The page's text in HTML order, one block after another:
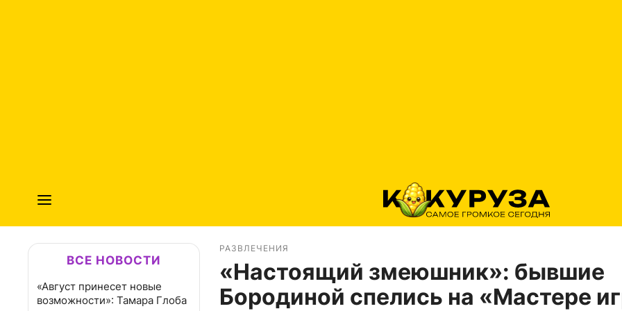
ВСЕ НОВОСТИ
«Август принесет новые
возможности»: Тамара Глоба
РАЗВЛЕЧЕНИЯ
«Настоящий змеюшник»: бывшие
Бородиной спелись на «Мастере